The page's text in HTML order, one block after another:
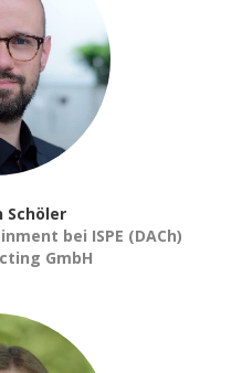
Schöler
bei ISPE (DACh)
GmbH